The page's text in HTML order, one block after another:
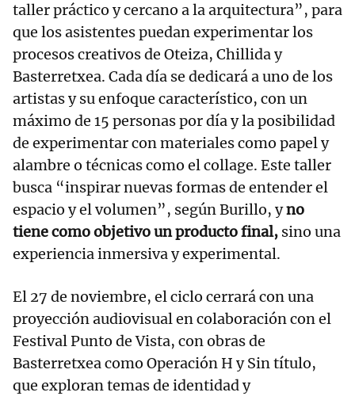
taller práctico y cercano a la arquitectura”, para
que los asistentes puedan experimentar los
procesos creativos de Oteiza, Chillida y
Basterretxea. Cada día se dedicará a uno de los
artistas y su enfoque característico, con un
máximo de 15 personas por día y la posibilidad
de experimentar con materiales como papel y
alambre o técnicas como el collage. Este taller
busca “inspirar nuevas formas de entender el
espacio y el volumen”, según Burillo, yno
tiene como objetivo un producto final, sino una
experiencia inmersiva y experimental.
El 27 de noviembre, el ciclo cerrará con una
proyección audiovisual en colaboración con el
Festival Punto de Vista, con obras de
Basterretxea como Operación H y Sin título,
que exploran temas de identidad y